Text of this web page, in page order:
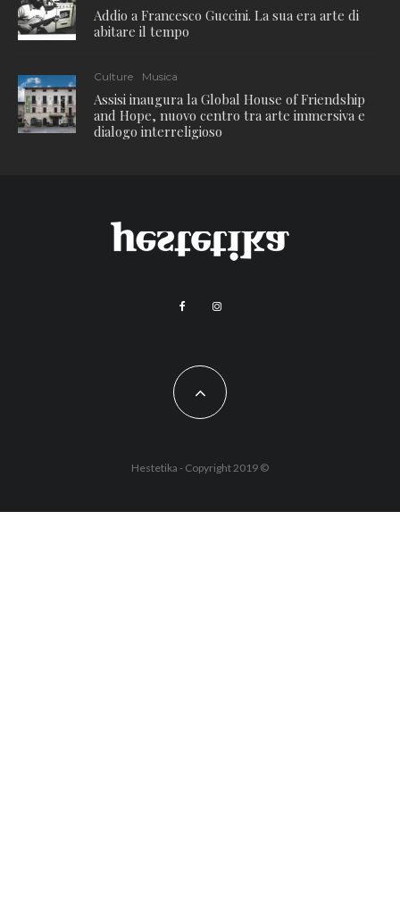
Addio a Francesco Guccini. La sua era arte di
abitare il tempo
Culture Musica
Assisi inaugura la Global House of Friendship
and Hope, nuovo centro tra arte immersiva e
dialogo interreligioso
Hestetika - Copyright 2019 ©